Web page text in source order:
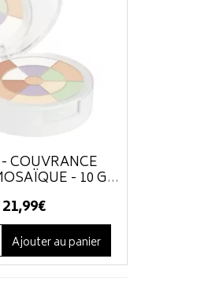
COUVRANCE
- 10 G...
21,99€
Ajouterau panier